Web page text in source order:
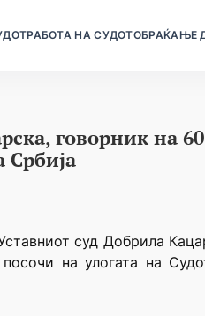
РАБОТА НА СУДОТОБРАЌАЊЕ
говорник на
Србија
суд Добрила
на улогата на